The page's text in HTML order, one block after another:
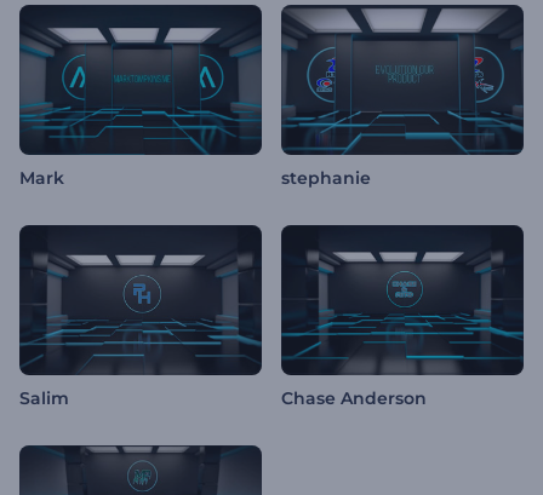
Mark stephanie
Salim Chase Anderson